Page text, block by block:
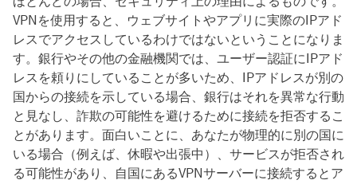
VPNを使用すると、ウェブサイトやアプリに実際のIPアド
レスでアクセスしているわけではないということになりま
す。銀行やその他の金融機関では、ユーザー認証にIPアド
レスを頼りにしていることが多いため、IPアドレスが別の
国からの接続を示している場合、銀行はそれを異常な行動
と見なし、詐欺の可能性を避けるために接続を拒否するこ
とがあります。面白いことに、あなたが物理的に別の国に
いる場合（例えば、休暇や出張中）、サービスが拒否され
る可能性があり、自国にあるVPNサーバーに接続するとア